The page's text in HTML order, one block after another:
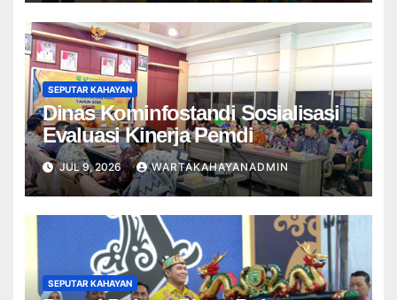
SEPUTAR KAHAYAN
Dinas Kominfostandi Sosialisasi
Evaluasi Kinerja Pemdi
JUL 9, 2026 WARTAKAHAYANADMIN
SEPUTAR KAHAYAN